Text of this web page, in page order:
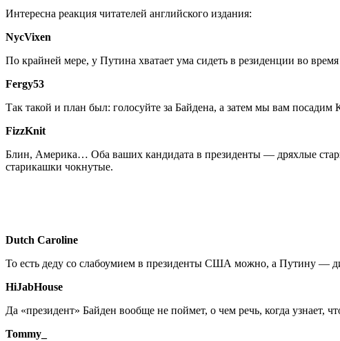
Интересна реакция читателей английского издания:
NycVixen
По крайней мере, у Путина хватает ума сидеть в резиденции во
Fergy53
Так такой и план был: голосуйте за Байдена, а затем мы вам посадим
FizzKnit
Блин, Америка… Оба ваших кандидата в президенты — дряхлые
старикашки чокнутые.
Dutch Caroline
То есть деду со слабоумием в президенты США можно, а Путину —
HiJabHouse
Да «президент» Байден вообще не поймет, о чем речь, когда узнает,
Tommy_